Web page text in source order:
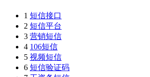
1 短信接口
2 短信平台
3 营销短信
4 106短信
5 视频短信
6 短信验证码